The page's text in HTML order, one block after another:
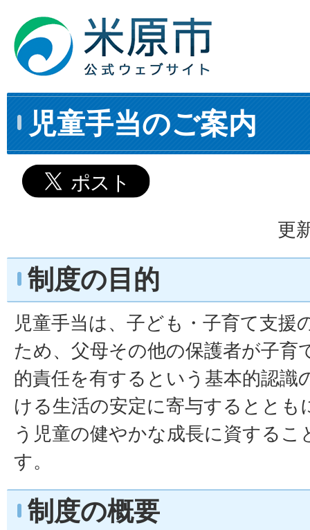
児童手当のご案内
更
制度の目的
児童手当は、子ども・子育て支援
ため、父母その他の保護者が子育
的責任を有するという基本的認識
ける生活の安定に寄与するととも
う児童の健やかな成長に資する
す。
制度の概要